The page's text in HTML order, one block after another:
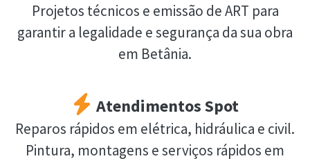
Projetos técnicos e emissão de ART para
garantir a legalidade e segurança da sua obra
em Betânia.
Atendimentos Spot
Reparos rápidos em elétrica, hidráulica e civil.
Pintura, montagens e serviços rápidos em